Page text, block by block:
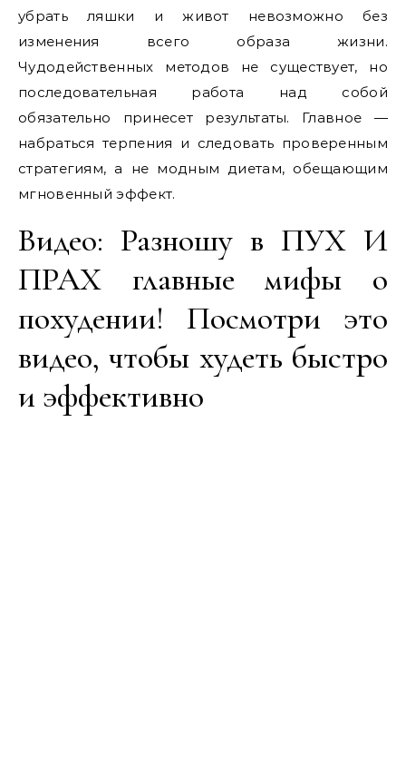
убрать ляшки и живот невозможно без
изменения всего образа жизни.
Чудодейственных методов не существует, но
последовательная работа над собой
обязательно принесет результаты. Главное —
набраться терпения и следовать проверенным
стратегиям, а не модным диетам, обещающим
мгновенный эффект.
Видео: Разношу в ПУХ И
ПРАХ главные мифы о
похудении! Посмотри это
видео, чтобы худеть быстро
и эффективно